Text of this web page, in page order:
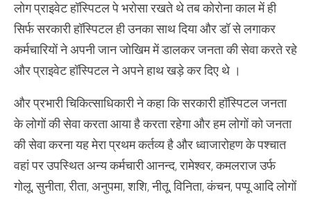
लोग प्राइवेट हॉस्पिटल पे भरोसा रखते थे तब कोरोना काल में ही
सिर्फ सरकारी हॉस्पिटल ही उनका साथ दिया और डॉ से लगाकर
कर्मचारियों ने अपनी जान जोखिम में डालकर जनता की सेवा करते रहे
और प्राइवेट हॉस्पिटल ने अपने हाथ खड़े कर दिए थे ।
और प्रभारी चिकित्साधिकारी ने कहा कि सरकारी हॉस्पिटल जनता
के लोगों की सेवा करता आया है करता रहेगा और हम लोगों को जनता
की सेवा करना यह मेरा प्रथम कर्तव्य है और ध्वाजारोहण के पश्चात
वहां पर उपस्थित अन्य कर्मचारी आनन्द, रामेश्वर, कमलराज उर्फ
गोलू, सुनीता, रीता, अनुपमा, शशि, नीतू, विनिता, कंचन, पप्पू आदि लोगों